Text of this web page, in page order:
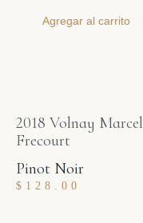
Agregar al carrito
2018 Volnay Marcel
Frecourt
Pinot Noir
$ 128.00